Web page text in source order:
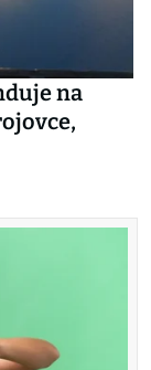
na